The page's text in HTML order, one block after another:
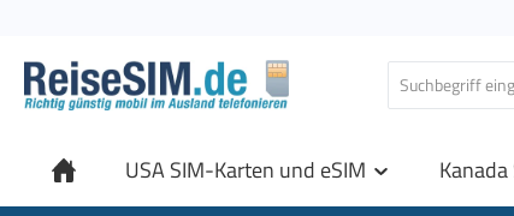
USA SIM-Karten und eSIM